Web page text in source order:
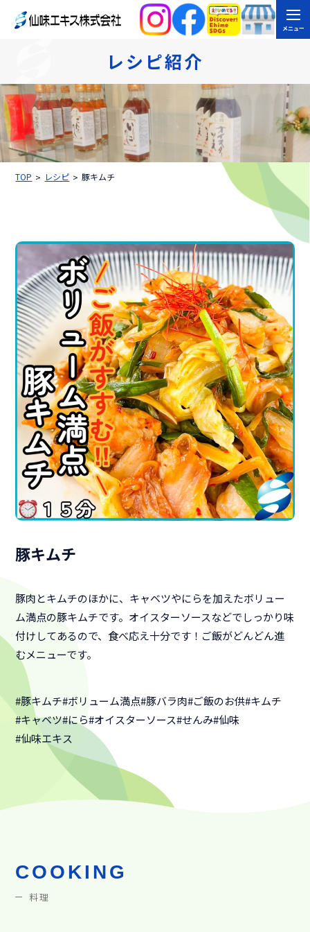
メニュー
レシピ紹介
TOP レシピ 豚キムチ
豚キムチ
豚肉とキムチのほかに、キャベツやにらを加えたボリュー
ム満点の豚キムチです。オイスターソースなどでしっかり味
付けしてあるので、食べ応え十分です！ご飯がどんどん進
むメニューです。
#豚キムチ#ボリューム満点#豚バラ肉#ご飯のお供#キムチ
#キャベツ#にら#オイスターソース#せんみ#仙味
#仙味エキス
COOKING
料理